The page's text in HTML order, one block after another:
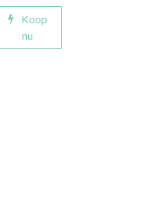
Koop
nu